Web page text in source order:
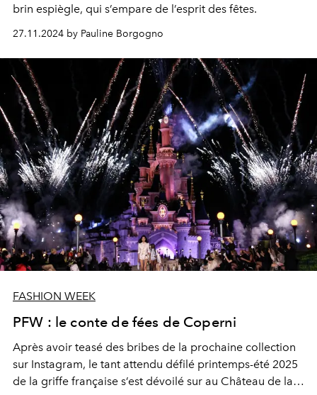
brin espiègle, qui s’empare de l’esprit des fêtes.
27.11.2024 by Pauline Borgogno
FASHION WEEK
PFW : le conte de fées de Coperni
Après avoir teasé des bribes de la prochaine collection
sur Instagram, le tant attendu défilé printemps-été 2025
de la griffe française s’est dévoilé sur au Château de la